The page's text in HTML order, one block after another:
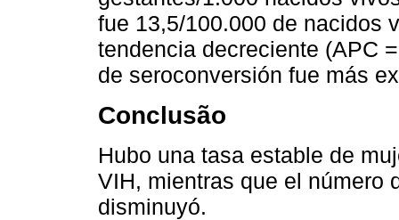
fue 13,5/100.000 de nacidos
tendencia decreciente (APC
de seroconversión fue más
Conclusão
Hubo una tasa estable de
VIH, mientras que el número
disminuyó.